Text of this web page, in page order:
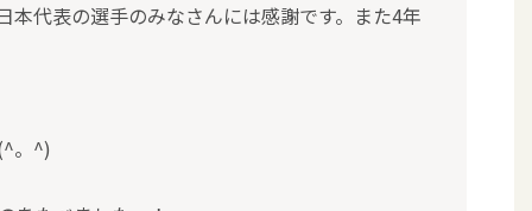
代表の選手のみなさんには感謝です。また4年
。^)